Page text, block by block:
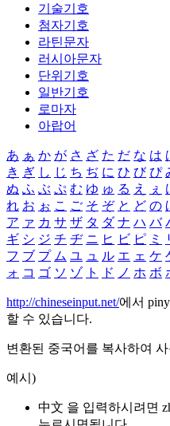
기술기호
첨자기호
라틴문자
러시아문자
단위기호
일반기호
로마자
아랍어
あ ぁ か が さ ざ た だ な は
き ぎ し じ ち ぢ に ひ び ぴ
ぬ ふ ぶ ぷ む ゆ ゅ る え ぇ
れ お ぉ こ ご そ ぞ と ど の
ア ァ カ サ ザ タ ダ ナ ハ バ
ギ シ ジ チ ヂ ニ ヒ ビ ピ ミ
フ ブ プ ム ユ ュ ル エ ェ ケ
ォ コ ゴ ソ ゾ ト ド ノ ホ ボ
http://chineseinput.net/에서
할 수 있습니다.
변환된 중국어를 복사하여
예시)
中文 을 입력하시려면